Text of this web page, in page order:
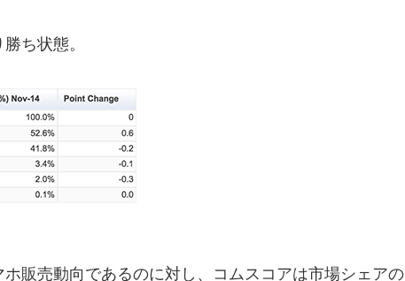
ち状態。
販売動向であるのに対し、コムスコアは市場シェアの